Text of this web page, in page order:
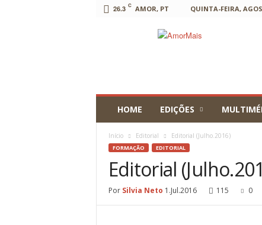
26.3 C AMOR, PT QUINTA-FEIRA,
HOME EDIÇÕES
Início Editorial Editorial (Julho.2016)
FORMAÇÃO EDITORIAL
Editorial
Por Silvia Neto 1.Jul.2016 115 0